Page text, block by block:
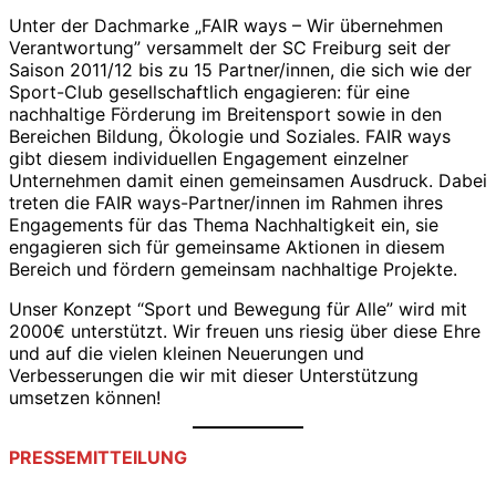
Unter der Dachmarke „FAIR ways – Wir übernehmen
Verantwortung” versammelt der SC Freiburg seit der
Saison 2011/12 bis zu 15 Partner/innen, die sich wie der
Sport-Club gesellschaftlich engagieren: für eine
nachhaltige Förderung im Breitensport sowie in den
Bereichen Bildung, Ökologie und Soziales. FAIR ways
gibt diesem individuellen Engagement einzelner
Unternehmen damit einen gemeinsamen Ausdruck. Dabei
treten die FAIR ways-Partner/innen im Rahmen ihres
Engagements für das Thema Nachhaltigkeit ein, sie
engagieren sich für gemeinsame Aktionen in diesem
Bereich und fördern gemeinsam nach­hal­tige Projekte.
Unser Konzept “Sport und Bewegung für Alle” wird mit
2000€ unterstützt. Wir freuen uns riesig über diese Ehre
und auf die vielen kleinen Neuerungen und
Verbesserungen die wir mit dieser Unterstützung
umsetzen können!
PRESSEMITTEILUNG